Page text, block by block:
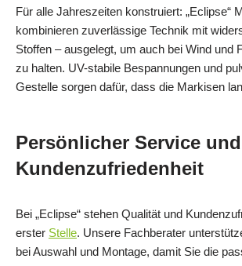
Für alle Jahreszeiten konstruiert: „Eclipse“
kombinieren zuverlässige Technik mit
Stoffen – ausgelegt, um auch bei Wind und
zu halten. UV-stabile Bespannungen und
Gestelle sorgen dafür, dass die Markisen
Persönlicher Service
Kundenzufriedenheit
Bei „Eclipse“ stehen Qualität und
erster Stelle. Unsere Fachberater
bei Auswahl und Montage, damit Sie die